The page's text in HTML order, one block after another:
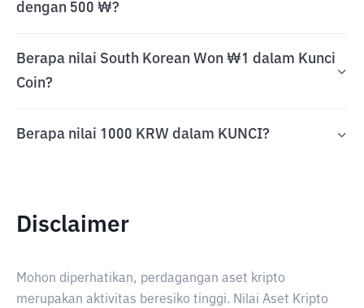
dengan 500 ₩?
Berapa nilai South Korean Won ₩1 dalam Kunci
Coin?
Berapa nilai 1000 KRW dalam KUNCI?
Disclaimer
Mohon diperhatikan, perdagangan aset kripto
merupakan aktivitas beresiko tinggi. Nilai Aset Kripto